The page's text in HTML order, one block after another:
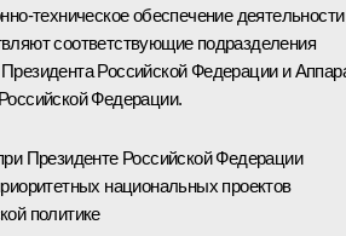
техническое обеспечение деятельности
соответствующие подразделения
Российской Федерации и
Федерации.
Президенте Российской Федерации
национальных проектов
политике